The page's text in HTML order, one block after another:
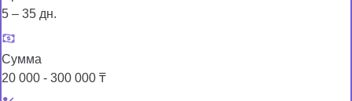
5 – 35 дн.
Сумма
20 000 - 300 000 ₸